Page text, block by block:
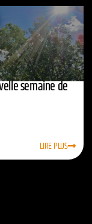
semaine de
LIRE PLUS